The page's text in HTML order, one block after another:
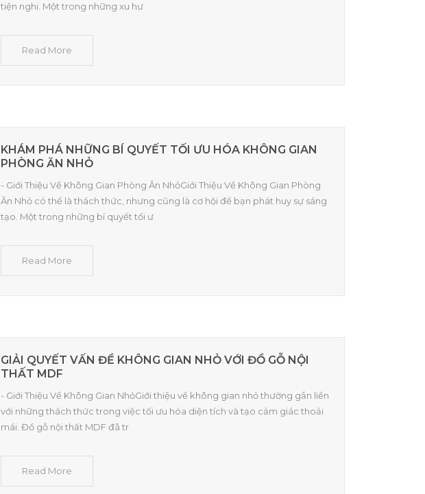
tiện nghi. Một trong những xu hư
Read More
KHÁM PHÁ NHỮNG BÍ QUYẾT TỐI ƯU HÓA KHÔNG GIAN
PHÒNG ĂN NHỎ
- Giới Thiệu Về Không Gian Phòng Ăn NhỏGiới Thiệu Về Không Gian Phòng
Ăn Nhỏ có thể là thách thức, nhưng cũng là cơ hội để bạn phát huy sự sáng
tạo. Một trong những bí quyết tối ư
Read More
GIẢI QUYẾT VẤN ĐỀ KHÔNG GIAN NHỎ VỚI ĐỒ GỖ NỘI
THẤT MDF
- Giới Thiệu Về Không Gian NhỏGiới thiệu về không gian nhỏ thường gắn liền
với những thách thức trong việc tối ưu hóa diện tích và tạo cảm giác thoải
mái. Đồ gỗ nội thất MDF đã tr
Read More